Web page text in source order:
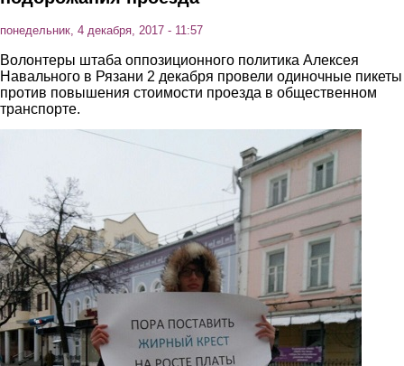
понедельник, 4 декабря, 2017 - 11:57
Волонтеры штаба оппозиционного политика Алексея
Навального в Рязани 2 декабря провели одиночные пикеты
против повышения стоимости проезда в общественном
транспорте.